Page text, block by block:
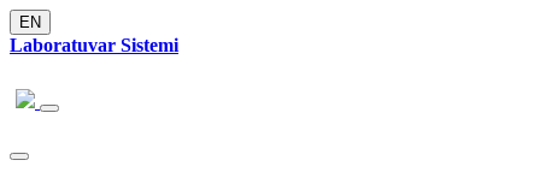
EN
Laboratuvar Sistemi